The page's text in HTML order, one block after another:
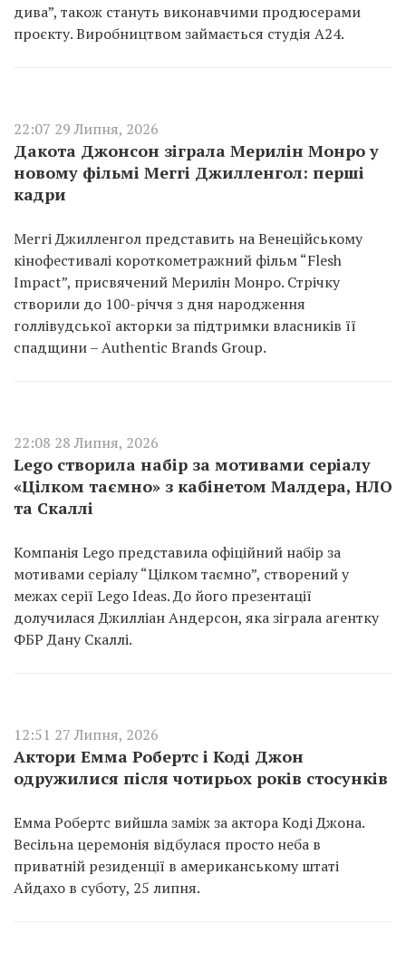
дива”, також стануть виконавчими продюсерами
проєкту. Виробництвом займається студія A24.
22:07 29 Липня, 2026
Дакота Джонсон зіграла Мерилін Монро у
новому фільмі Меггі Джилленгол: перші
кадри
Меггі Джилленгол представить на Венеційському
кінофестивалі короткометражний фільм “Flesh
Impact”, присвячений Мерилін Монро. Стрічку
створили до 100-річчя з дня народження
голлівудської акторки за підтримки власників її
спадщини – Authentic Brands Group.
22:08 28 Липня, 2026
Lego створила набір за мотивами серіалу
«Цілком таємно» з кабінетом Малдера, НЛО
та Скаллі
Компанія Lego представила офіційний набір за
мотивами серіалу “Цілком таємно”, створений у
межах серії Lego Ideas. До його презентації
долучилася Джилліан Андерсон, яка зіграла агентку
ФБР Дану Скаллі.
12:51 27 Липня, 2026
Актори Емма Робертс і Коді Джон
одружилися після чотирьох років стосунків
Емма Робертс вийшла заміж за актора Коді Джона.
Весільна церемонія відбулася просто неба в
приватній резиденції в американському штаті
Айдахо в суботу, 25 липня.